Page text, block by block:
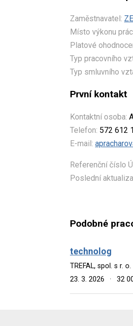
Zaměstnavatel:
Místo výkonu
Platové
Typ pracovního
Typ smluvního
První kontakt
Kontaktní osoba:
Telefon: 572 612
E-mail:
Referenční číslo
Poslední
Podobné
technolog
TREFAL, spol. s r.
23. 3. 2026
· 32